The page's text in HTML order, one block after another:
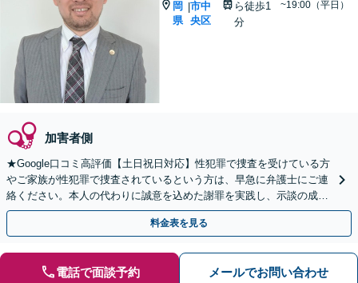
岡
県
|市中
央区
ら徒歩1
分
~19:00（平日）
加害者側
★Google口コミ高評価【土日祝日対応】性犯罪で捜査を受けている方
やご家族が性犯罪で捜査されているという方は、早急に弁護士にご連
絡ください。本人の代わりに誠意を込めた謝罪を実践し、示談の成立
と不起訴を目指します。
料金表を見る
電話で面談予約 メールでお問い合わせ